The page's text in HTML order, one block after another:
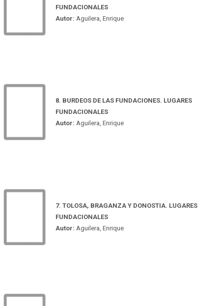
FUNDACIONALES
Autor: Aguilera, Enrique
8. BURDEOS DE LAS FUNDACIONES. LUGARES
FUNDACIONALES
Autor: Aguilera, Enrique
7. TOLOSA, BRAGANZA Y DONOSTIA. LUGARES
FUNDACIONALES
Autor: Aguilera, Enrique